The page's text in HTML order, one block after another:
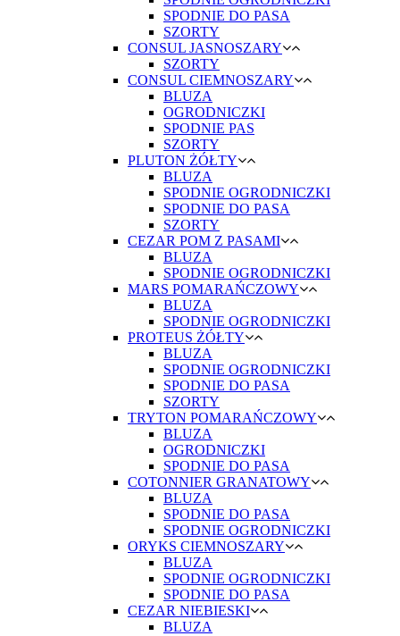
SPODNIE DO PASA
SZORTY
CONSUL JASNOSZARY
SZORTY
CONSUL CIEMNOSZARY
BLUZA
OGRODNICZKI
SPODNIE PAS
SZORTY
PLUTON ŻÓŁTY
BLUZA
SPODNIE OGRODNICZKI
SPODNIE DO PASA
SZORTY
CEZAR POM Z PASAMI
BLUZA
SPODNIE OGRODNICZKI
MARS POMARAŃCZOWY
BLUZA
SPODNIE OGRODNICZKI
PROTEUS ŻÓŁTY
BLUZA
SPODNIE OGRODNICZKI
SPODNIE DO PASA
SZORTY
TRYTON POMARAŃCZOWY
BLUZA
OGRODNICZKI
SPODNIE DO PASA
COTONNIER GRANATOWY
BLUZA
SPODNIE DO PASA
SPODNIE OGRODNICZKI
ORYKS CIEMNOSZARY
BLUZA
SPODNIE OGRODNICZKI
SPODNIE DO PASA
CEZAR NIEBIESKI
BLUZA